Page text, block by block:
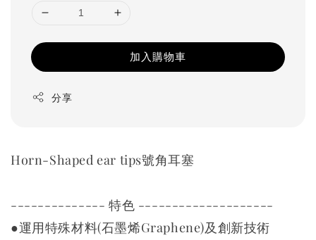
加入購物車
分享
Horn-Shaped ear tips號角耳塞
-------------- 特色 --------------------
●運用特殊材料(石墨烯Graphene)及創新技術